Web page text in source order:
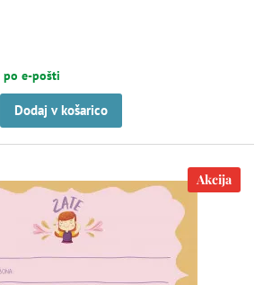
po e-pošti
Dodaj v košarico
Akcija